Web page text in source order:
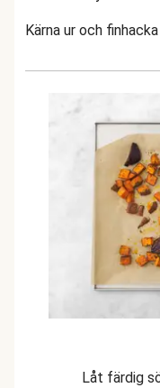
Kärna ur och
Låt färdig